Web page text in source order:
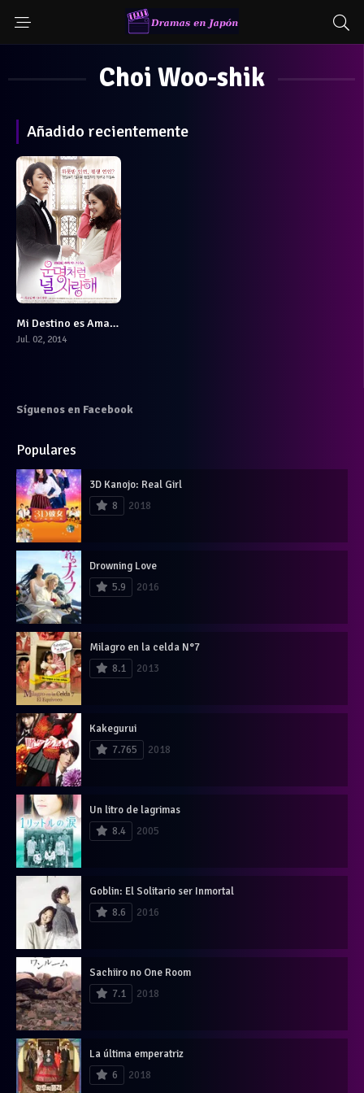
Choi Woo-shik
Añadido recientemente
8.286Mi Destino es Amarte
Jul. 02, 2014
Síguenos en Facebook
Populares
3D Kanojo: Real Girl
8
2018
Drowning Love
5.9
2016
Milagro en la celda N°7
8.1
2013
Kakegurui
7.765
2018
Un litro de lagrimas
8.4
2005
Goblin: El Solitario ser Inmortal
8.6
2016
Sachiiro no One Room
7.1
2018
La última emperatriz
6
2018